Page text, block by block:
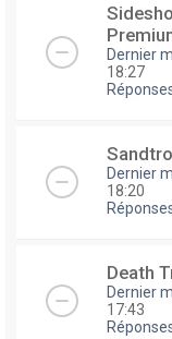
Dernier
18:27
Dernier
18:20
Death
Dernier
17:43